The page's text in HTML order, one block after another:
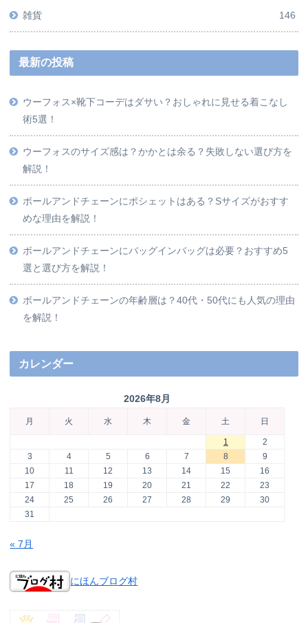
雑貨 146
最新の投稿
ウーフォス×靴下コーデはダサい？おしゃれに見せる着こなし
術5選！
ウーフォスのサイズ感は？かかとは余る？失敗しない選び方を
解説！
ボールアンドチェーンにポシェットはある？Sサイズがおすす
めな理由を解説！
ボールアンドチェーンにバッグインバッグは必要？おすすめ5
選と選び方を解説！
ボールアンドチェーンの年齢層は？40代・50代にも人気の理由
を解説！
カレンダー
2026年8月
月 火 水 木 金 土 日
1
2
3
4 5 6 7 8
9
10
11 12 13 14 15
16
17
18 19 20 21 22
23
24
25 26 27 28 29
30
31
« 7月
にほんブログ村